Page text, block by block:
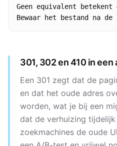
Geen equivalent
Bewaar het bestand na
301, 302 en 410 in een
Een 301 zegt dat de
en dat het oude adres
worden, wat je bij een
dat de verhuizing
zoekmachines de oude